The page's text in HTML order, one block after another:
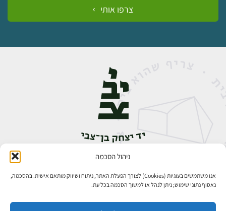
ניהול הסכמה
אנו משתמשים בעוגיות (Cookies) לצורך הפעלת האתר, ניתוח ושיווק מותאם אישית. בהסכמה,
נאסוף נתוני שימוש; ניתן לנהל או למשוך הסכמה בכל עת.
צרפו אותי
אבן גבירול 14, רחביה, ירושלים